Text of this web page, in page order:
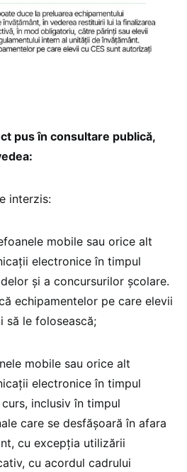
pus în consultare publică,
interzis:
mobile sau orice alt
electronice în timpul
și a concursurilor școlare.
echipamentelor pe care elevii
să le folosească;
mobile sau orice alt
electronice în timpul
inclusiv în timpul
care se desfășoară în afara
cu excepția utilizării
cu acordul cadrului